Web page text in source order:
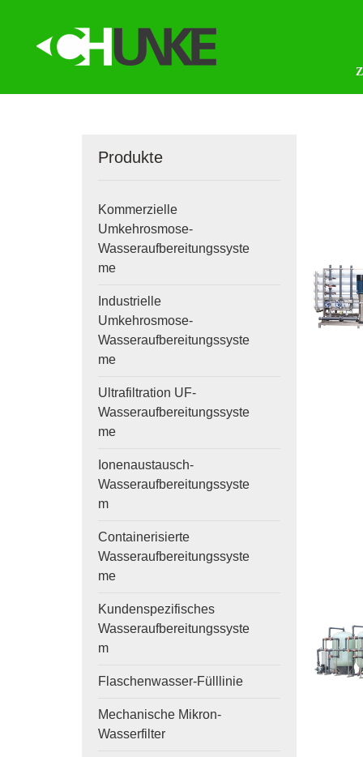
Produkte
Kommerzielle
Umkehrosmose-
Wasseraufbereitungssyste
me
Industrielle
Umkehrosmose-
Wasseraufbereitungssyste
me
Ultrafiltration UF-
Wasseraufbereitungssyste
me
Ionenaustausch-
Wasseraufbereitungssyste
m
Containerisierte
Wasseraufbereitungssyste
me
Kundenspezifisches
Wasseraufbereitungssyste
m
Flaschenwasser-Fülllinie
Mechanische Mikron-
Wasserfilter